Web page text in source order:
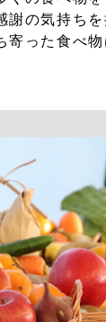
謝の気持ち
寄った食べ